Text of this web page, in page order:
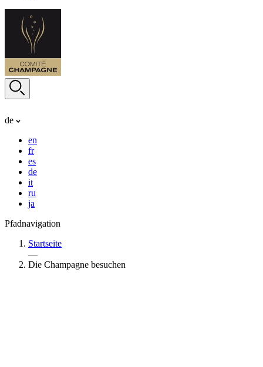
de
en
fr
es
de
it
ru
ja
Pfadnavigation
Startseite
—
Die Champagne besuchen